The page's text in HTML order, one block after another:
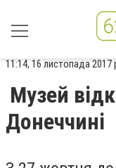
11:14, 16 листопада 2017
Музей
Донеччині